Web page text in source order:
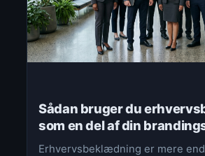
Sådan bruger du
som en del af din
Erhvervsbeklædning er mere